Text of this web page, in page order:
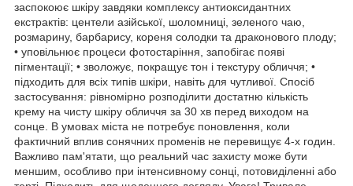
заспокоює шкіру завдяки комплексу антиоксидантних
екстрактів: центели азійської, шоломниці, зеленого чаю,
розмарину, барбарису, кореня солодки та драконового плоду;
• уповільнює процеси фотостаріння, запобігає появі
пігментації; • зволожує, покращує тон і текстуру обличчя; •
підходить для всіх типів шкіри, навіть для чутливої. Спосіб
застосування: рівномірно розподілити достатню кількість
крему на чисту шкіру обличчя за 30 хв перед виходом на
сонце. В умовах міста не потребує поновлення, коли
фактичний вплив сонячних променів не перевищує 4-х годин.
Важливо пам'ятати, що реальний час захисту може бути
меншим, особливо при інтенсивному сонці, потовиділенні або